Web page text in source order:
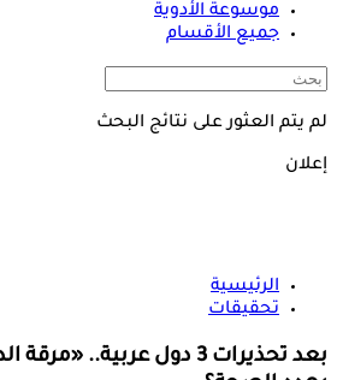
موسوعة الأدوية
جميع الأقسام
لم يتم العثور على نتائج البحث
إعلان
الرئيسية
تحقيقات
بعد تحذيرات 3 دول عربية..